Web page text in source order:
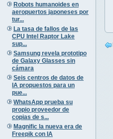
Robots humanoides en
aeropuertos japoneses por
tur...
La tasa de fallos de las
CPU Intel Raptor Lake
sup...
Samsung revela prototipo
de Galaxy Glasses sin
cámara
Seis centros de datos de
IA propuestos para un
pue...
WhatsApp prueba su
propio proveedor de
copias de s...
Magnific la nueva era de
Freepik con IA